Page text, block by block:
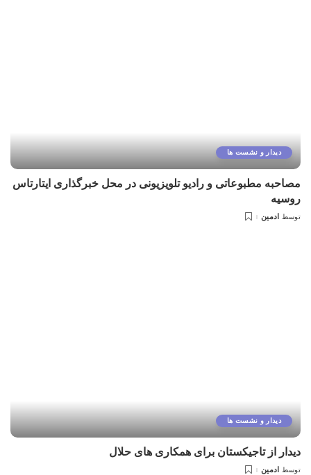
دیدار و نشست ها
مصاحبه مطبوعاتی و رادیو تلویزیونی در محل خبرگذاری ایتارتاس
روسیه
توسط ادمین
دیدار و نشست ها
دیدار از تاجیکستان برای همکاری های حلال
توسط ادمین